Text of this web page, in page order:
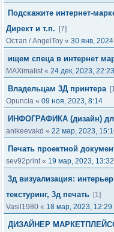
Подскажите интернет-
Директ и т.п.
[7]
Остап /AngelToy « 30 янв,
ищем спеца в интернет
MAXimalist« 24 дек, 2023, 22:23
Владельцам 3Д принтера
Opuncia « 09 ноя, 2023, 8:14
ИНФОГРАФИКА (дизайн)
anikeevakd « 22 мар, 2023,
Печать проектной
sev92print« 19 мар, 2023, 13:32
3д визуализация:
текстуринг, 3д печать [1]
Vasil1980 « 18 мар, 2023, 12:29
ДИЗАЙНЕР